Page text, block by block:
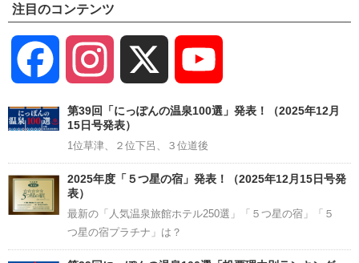
注目のコンテンツ
Facebook Instagram
Channel
第39回「にっぽんの温泉100選」発表！（2025年12月
15日号発表）
1位草津、２位下呂、３位道後
2025年度「５つ星の宿」発表！（2025年12月15日号発
表）
最新の「人気温泉旅館ホテル250選」「５つ星の宿」「５
つ星の宿プラチナ」は？